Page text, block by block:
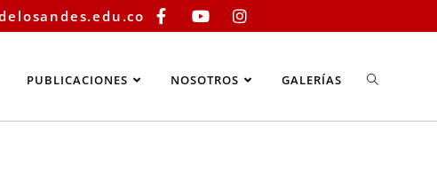
PUBLICACIONES NOSOTROS GALERÍAS